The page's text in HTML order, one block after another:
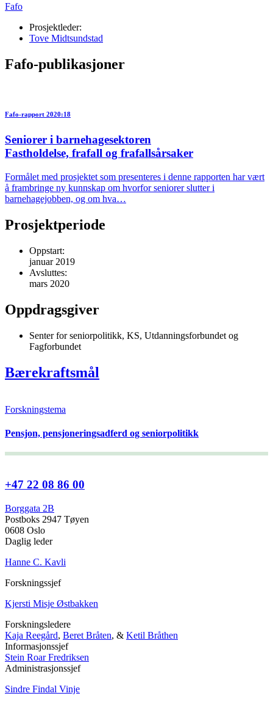
Fafo
Prosjektleder:
Tove Midtsundstad
Fafo-publikasjoner
Fafo-rapport 2020:18
Seniorer i barnehagesektoren
Fastholdelse, frafall og frafallsårsaker
Formålet med prosjektet som presenteres i denne rapporten har vært
å frambringe ny kunnskap om hvorfor seniorer slutter i
barnehagejobben, og om hva…
Prosjektperiode
Oppstart:
januar 2019
Avsluttes:
mars 2020
Oppdragsgiver
Senter for seniorpolitikk, KS, Utdanningsforbundet og
Fagforbundet
Bærekraftsmål
Forskningstema
Pensjon, pensjoneringsadferd og seniorpolitikk
+47 22 08 86 00
Borggata 2B
Postboks 2947 Tøyen
0608 Oslo
Daglig leder
Hanne C. Kavli
Forskningssjef
Kjersti Misje Østbakken
Forskningsledere
Kaja Reegård, Beret Bråten, & Ketil Bråthen
Informasjonssjef
Stein Roar Fredriksen
Administrasjonssjef
Sindre Findal Vinje